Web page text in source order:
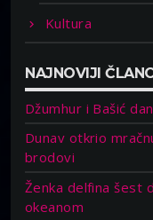
Kultura
NAJNOVIJI
Džumhur i Bašić
Dunav otkrio
brodovi
Ženka delfina šest
okeanom